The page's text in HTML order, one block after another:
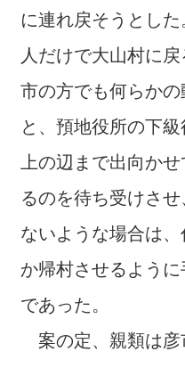
に連れ戻そうとし
人だけで大山村に
市の方でも何らか
と、預地役所の下
上の辺まで出向か
るのを待ち受けさ
ないような場合は
か帰村させるよう
であった。
案の定、親類は彦